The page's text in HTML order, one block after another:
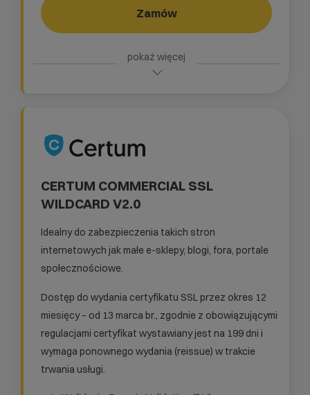
Zamów
CERTUM COMMERCIAL SSL
WILDCARD V2.0
Idealny do zabezpieczenia takich stron
internetowych jak małe e-sklepy, blogi, fora, portale
społecznościowe.
Dostęp do wydania certyfikatu SSL przez okres 12
miesięcy – od 13 marca br., zgodnie z obowiązującymi
regulacjami certyfikat wystawiany jest na 199 dni i
wymaga ponownego wydania (reissue) w trakcie
trwania usługi.